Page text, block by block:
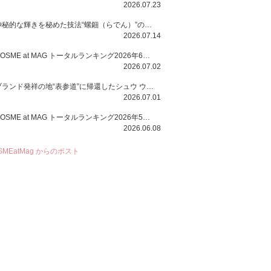
2026.07.23
神秘的な輝きを秘めた技法“螺鈿（らでん）”の多彩で多様な煌めきに着想を得たSUQQUの2026 秋 カラーコレクションから登場するのは、艶然と輝くアイシャドウや偏光パールを配したフェイスカラー、繊細なパールの煌めくネイル、そしてそれらを際立てる“朧げな艶”を秘めた新リクイドリップ「ブラー リクイド リップ」。強さを秘めたまろやかな洗練の表情に。
2026.07.14
COSME at MAG トータルランキング2026年6月号
2026.07.02
ブランド発祥の地“表参道”に帰還したシュウ ウエムラから、“骨格美“を叶えるクレヨンタイプのフェイスカラー「スカルプト クレヨン」と、ブランド初のリノベーションで進化した名品アイブロウ「ハード フォーミュラ ハード 10」が登場！
2026.07.01
COSME at MAG トータルランキング2026年5月号
2026.06.08
からのポスト